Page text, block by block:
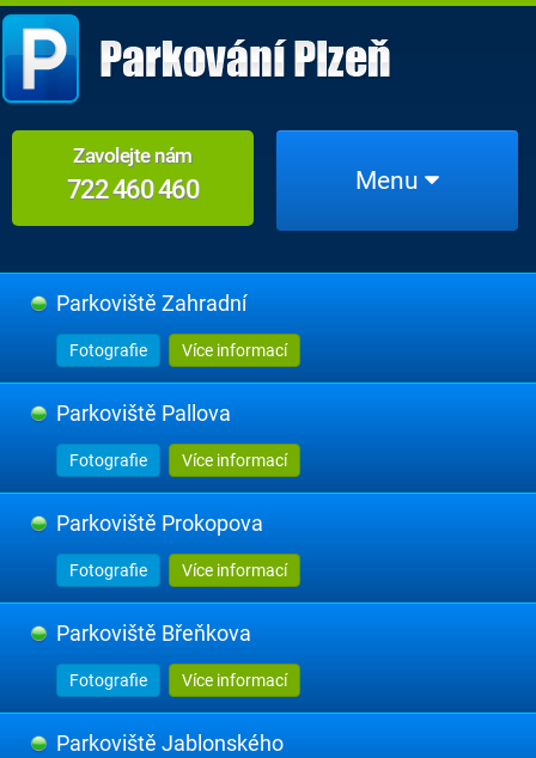
Zavolejte nám
722 460 460 Menu
Parkoviště Zahradní
Fotografie Více informací
Parkoviště Pallova
Fotografie Více informací
Parkoviště Prokopova
Fotografie Více informací
Parkoviště Břeňkova
Fotografie Více informací
Parkoviště Jablonského